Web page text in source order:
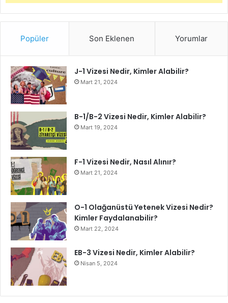
Popüler Son Eklenen Yorumlar
J-1 Vizesi Nedir, Kimler Alabilir?
Mart 21, 2024
B-1/B-2 Vizesi Nedir, Kimler Alabilir?
Mart 19, 2024
F-1 Vizesi Nedir, Nasıl Alınır?
Mart 21, 2024
O-1 Olağanüstü Yetenek Vizesi Nedir?
Kimler Faydalanabilir?
Mart 22, 2024
EB-3 Vizesi Nedir, Kimler Alabilir?
Nisan 5, 2024